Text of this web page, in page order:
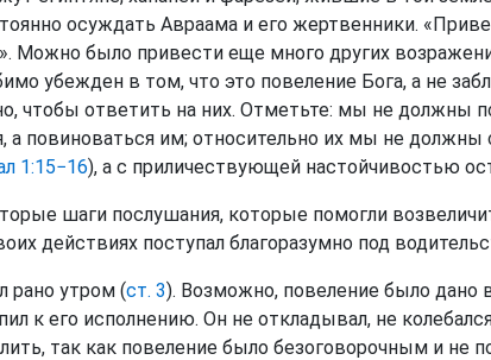
осуждать Авраама и его жертвенники.
Можно было привести еще много других
убежден в том, что это повеление Бога, а не
чтобы ответить на них. Отметьте: мы не должны
а повиноваться им; относительно их мы не
1:15−16), а с приличествующей настойчивостью
шаги послушания, которые помогли
действиях поступал благоразумно под
рано утром (ст. 3). Возможно, повеление было дано
к его исполнению. Он не откладывал, не
так как повеление было безоговорочным и не